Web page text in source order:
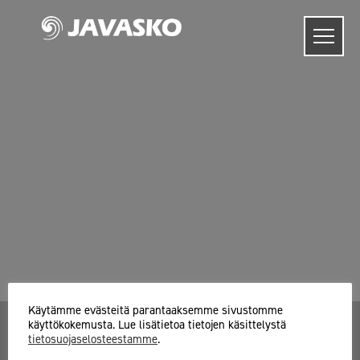
Javasko Oy
Käytämme evästeitä parantaaksemme sivustomme
käyttökokemusta. Lue lisätietoa tietojen käsittelystä
tietosuojaselosteestamme.